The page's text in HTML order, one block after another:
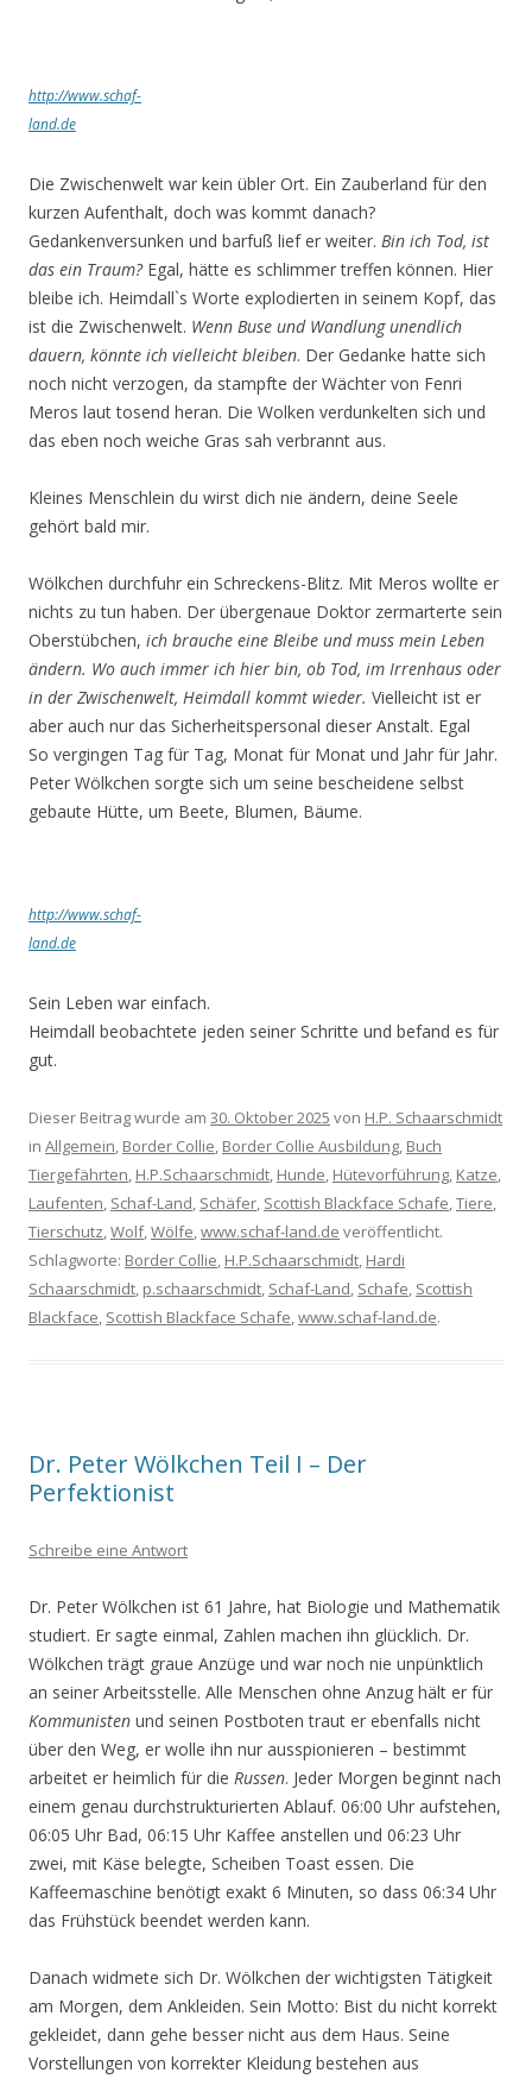
http://www.schaf-
land.de
Die Zwischenwelt war kein übler Ort. Ein Zauberland für den
kurzen Aufenthalt, doch was kommt danach?
Gedankenversunken und barfuß lief er weiter. Bin ich Tod, ist
das ein Traum?Egal, hätte es schlimmer treffen können. Hier
bleibe ich. Heimdall`s Worte explodierten in seinem Kopf, das
ist die Zwischenwelt. Wenn Buse und Wandlung unendlich
dauern, könnte ich vielleicht bleiben. Der Gedanke hatte sich
noch nicht verzogen, da stampfte der Wächter von Fenri
Meros laut tosend heran. Die Wolken verdunkelten sich und
das eben noch weiche Gras sah verbrannt aus.
Kleines Menschlein du wirst dich nie ändern, deine Seele
gehört bald mir.
Wölkchen durchfuhr ein Schreckens-Blitz. Mit Meros wollte er
nichts zu tun haben. Der übergenaue Doktor zermarterte sein
Oberstübchen, ich brauche eine Bleibe und muss mein Leben
ändern. Wo auch immer ich hier bin, ob Tod, im Irrenhaus oder
in der Zwischenwelt, Heimdall kommt wieder. Vielleicht ist er
aber auch nur das Sicherheitspersonal dieser Anstalt. Egal
So vergingen Tag für Tag, Monat für Monat und Jahr für Jahr.
Peter Wölkchen sorgte sich um seine bescheidene selbst
gebaute Hütte, um Beete, Blumen, Bäume.
http://www.schaf-
land.de
Sein Leben war einfach.
Heimdall beobachtete jeden seiner Schritte und befand es für
gut.
Dieser Beitrag wurde am 30. Oktober 2025 von H.P. Schaarschmidt
in Allgemein, Border Collie, Border Collie Ausbildung, Buch
Tiergefährten, H.P.Schaarschmidt, Hunde, Hütevorführung, Katze,
Laufenten, Schaf-Land, Schäfer, Scottish Blackface Schafe,Tiere,
Tierschutz,Wolf,Wölfe,www.schaf-land.de veröffentlicht.
Schlagworte: Border Collie, H.P.Schaarschmidt, Hardi
Schaarschmidt, p.schaarschmidt, Schaf-Land, Schafe, Scottish
Blackface, Scottish Blackface Schafe,www.schaf-land.de.
Dr. Peter Wölkchen Teil I – Der
Perfektionist
Schreibe eine Antwort
Dr. Peter Wölkchen ist 61 Jahre, hat Biologie und Mathematik
studiert. Er sagte einmal, Zahlen machen ihn glücklich. Dr.
Wölkchen trägt graue Anzüge und war noch nie unpünktlich
an seiner Arbeitsstelle. Alle Menschen ohne Anzug hält er für
Kommunisten und seinen Postboten traut er ebenfalls nicht
über den Weg, er wolle ihn nur ausspionieren – bestimmt
arbeitet er heimlich für die Russen. Jeder Morgen beginnt nach
einem genau durchstrukturierten Ablauf. 06:00 Uhr aufstehen,
06:05 Uhr Bad, 06:15 Uhr Kaffee anstellen und 06:23 Uhr
zwei, mit Käse belegte, Scheiben Toast essen. Die
Kaffeemaschine benötigt exakt 6 Minuten, so dass 06:34 Uhr
das Frühstück beendet werden kann.
Danach widmete sich Dr. Wölkchen der wichtigsten Tätigkeit
am Morgen, dem Ankleiden. Sein Motto: Bist du nicht korrekt
gekleidet, dann gehe besser nicht aus dem Haus. Seine
Vorstellungen von korrekter Kleidung bestehen aus